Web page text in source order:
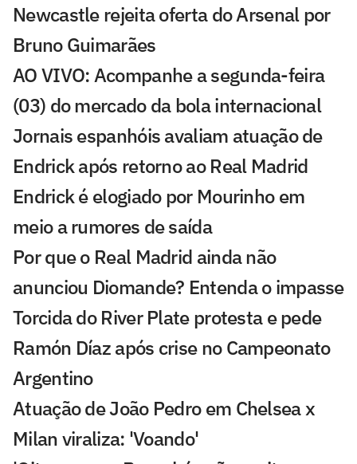
Newcastle rejeita oferta do Arsenal por
Bruno Guimarães
AO VIVO: Acompanhe a segunda-feira
(03) do mercado da bola internacional
Jornais espanhóis avaliam atuação de
Endrick após retorno ao Real Madrid
Endrick é elogiado por Mourinho em
meio a rumores de saída
Por que o Real Madrid ainda não
anunciou Diomande? Entenda o impasse
Torcida do River Plate protesta e pede
Ramón Díaz após crise no Campeonato
Argentino
Atuação de João Pedro em Chelsea x
Milan viraliza: 'Voando'